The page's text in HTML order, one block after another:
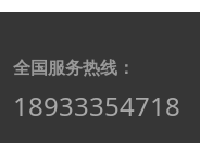
全国服务热线：
18933354718